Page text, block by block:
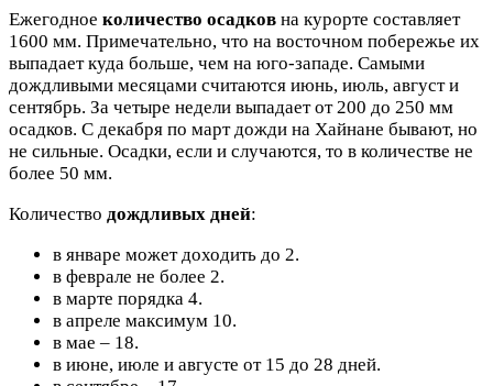
Ежегодное количество осадков на курорте составляет
1600 мм. Примечательно, что на восточном побережье их
выпадает куда больше, чем на юго-западе. Самыми
дождливыми месяцами считаются июнь, июль, август и
сентябрь. За четыре недели выпадает от 200 до 250 мм
осадков. С декабря по март дожди на Хайнане бывают, но
не сильные. Осадки, если и случаются, то в количестве не
более 50 мм.
Количество дождливых дней:
в январе может доходить до 2.
в феврале не более 2.
в марте порядка 4.
в апреле максимум 10.
в мае – 18.
в июне, июле и августе от 15 до 28 дней.